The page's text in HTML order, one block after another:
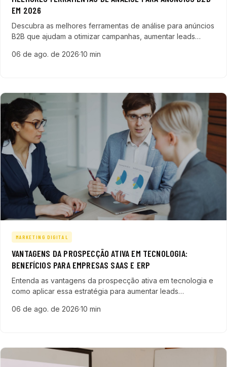
EM 2026
Descubra as melhores ferramentas de análise para anúncios
B2B que ajudam a otimizar campanhas, aumentar leads
SaaS e ERP.
06 de ago. de 2026·10 min
MARKETING DIGITAL
VANTAGENS DA PROSPECÇÃO ATIVA EM TECNOLOGIA:
BENEFÍCIOS PARA EMPRESAS SAAS E ERP
Entenda as vantagens da prospecção ativa em tecnologia e
como aplicar essa estratégia para aumentar leads
06 de ago. de 2026·10 min